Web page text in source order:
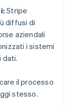
Stripe
diffusi di
aziendali
i sistemi
dati.
il processo
stesso.